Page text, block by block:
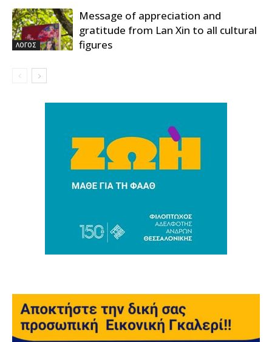
ΛΟΓΟΣ
Message of appreciation and
gratitude from Lan Xin to all cultural
figures